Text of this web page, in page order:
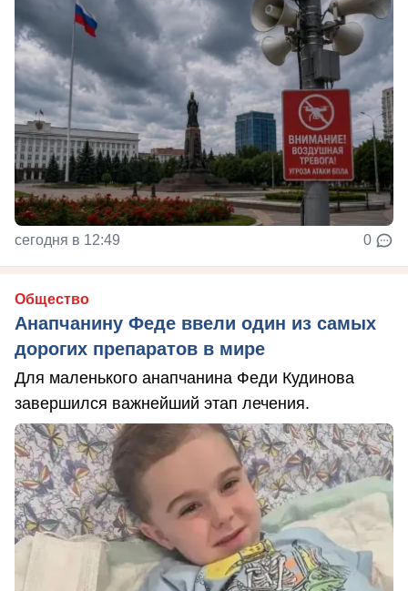
сегодня в 12:49 0
Общество
Анапчанину Феде ввели один из самых
дорогих препаратов в мире
Для маленького анапчанина Феди Кудинова
завершился важнейший этап лечения.